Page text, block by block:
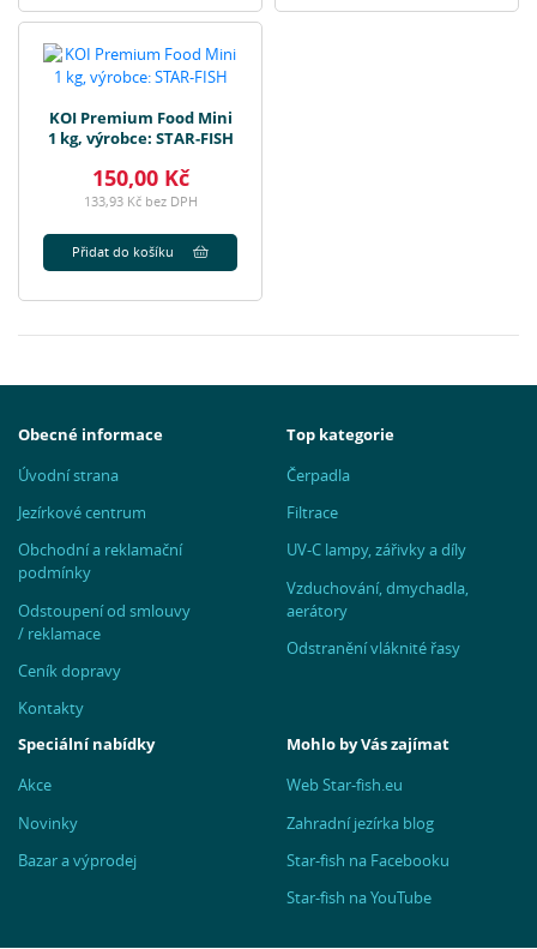
KOI Premium Food Mini
1 kg, výrobce: STAR-FISH
150,00 Kč
133,93 Kč bez DPH
Přidat do košíku
Obecné informace
Úvodní strana
Jezírkové centrum
Obchodní a reklamační
podmínky
Odstoupení od smlouvy
/ reklamace
Ceník dopravy
Kontakty
Top kategorie
Čerpadla
Filtrace
UV-C lampy, zářivky a díly
Vzduchování, dmychadla,
aerátory
Odstranění vláknité řasy
Speciální nabídky
Akce
Novinky
Bazar a výprodej
Mohlo by Vás zajímat
Web Star-fish.eu
Zahradní jezírka blog
Star-fish na Facebooku
Star-fish na YouTube